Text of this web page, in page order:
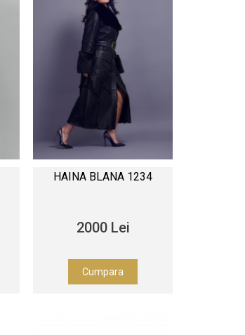
HAINA BLANA 1234
2000 Lei
Cumpara